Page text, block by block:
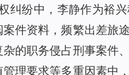
纠纷中，李静作为裕
件资料，频繁出差旅
的职务侵占刑事案件
理要求等多重因素中